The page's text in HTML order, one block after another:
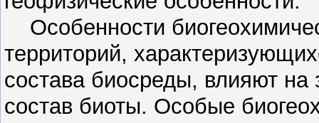
Особенности
территорий,
состава биосреды, влияют
состав биоты. Особые